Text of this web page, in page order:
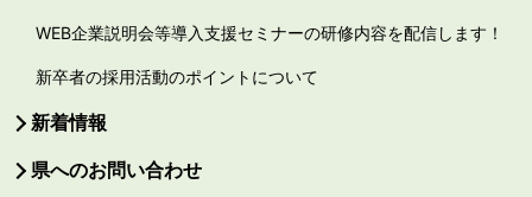
WEB企業説明会等導入支援セミナーの研修内容を配信します！
新卒者の採用活動のポイントについて
新着情報
県へのお問い合わせ